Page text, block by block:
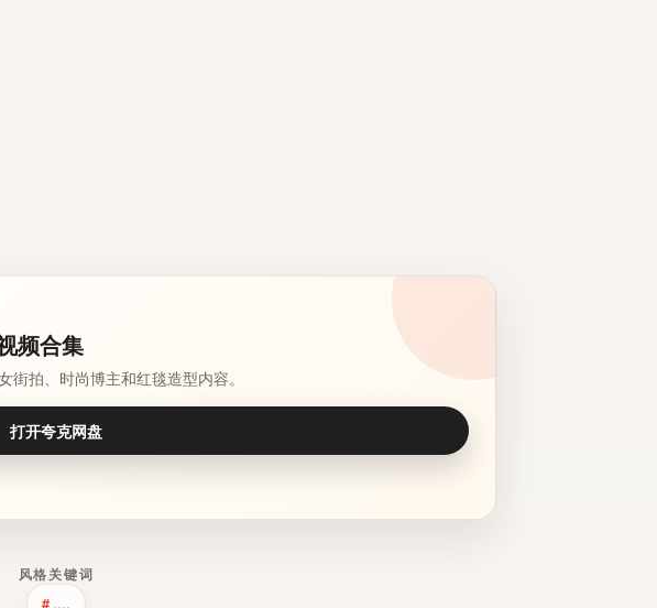
频合集
拍、时尚博主和红毯造型内容。
打开夸克网盘
风格关键词
,,,,